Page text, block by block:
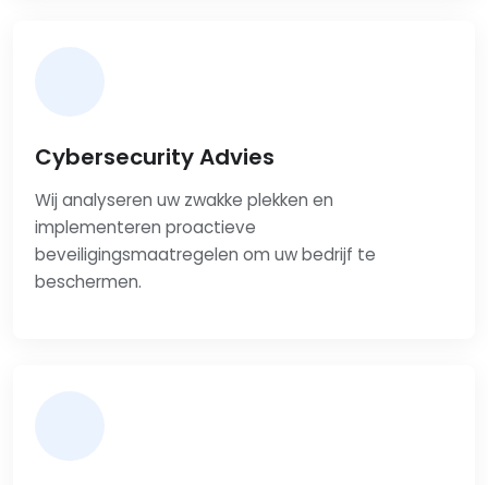
Cybersecurity Advies
Wij analyseren uw zwakke plekken en
implementeren proactieve
beveiligingsmaatregelen om uw bedrijf te
beschermen.